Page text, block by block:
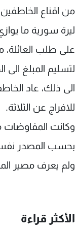
على طلب
لتسليم المبلغ
للافراج عن الثلاثة.
وكانت المفاوضات
بحسب المصدر
ولم يعرف مصير
الأكثر قراءة